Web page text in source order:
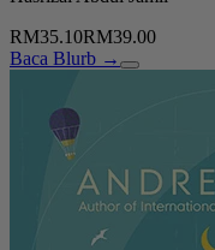
RM35.10RM39.00
Baca Blurb →